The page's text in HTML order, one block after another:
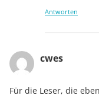
Antworten
cwes
Für die Leser, die